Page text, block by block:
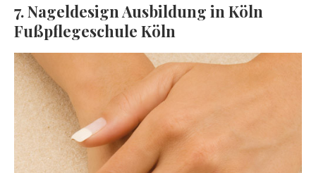
7. Nageldesign Ausbildung in Köln
Fußpflegeschule Köln